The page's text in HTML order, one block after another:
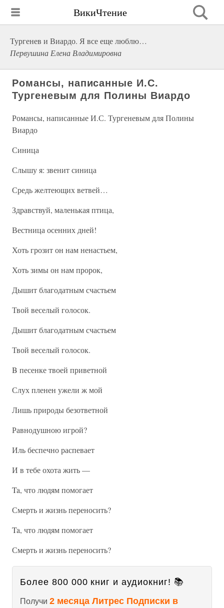
ВикиЧтение
Тургенев и Виардо. Я все еще люблю…
Первушина Елена Владимировна
Романсы, написанные И.С.
Тургеневым для Полины Виардо
Романсы, написанные И.С. Тургеневым для Полины
Виардо
Синица
Слышу я: звенит синица
Средь желтеющих ветвей…
Здравствуй, маленькая птица,
Вестница осенних дней!
Хоть грозит он нам ненастьем,
Хоть зимы он нам пророк,
Дышит благодатным счастьем
Твой веселый голосок.
Дышит благодатным счастьем
Твой веселый голосок.
B песенке твоей приветной
Слух пленен ужели ж мой
Лишь природы безответной
Равнодушною игрой?
Иль беспечно распевает
И в тебе охота жить —
Ta, что людям помогает
Смерть и жизнь переносить?
Ta, что людям помогает
Смерть и жизнь переносить?
Более 800 000 книг и аудиокниг! 📚
Получи 2 месяца Литрес Подписки в